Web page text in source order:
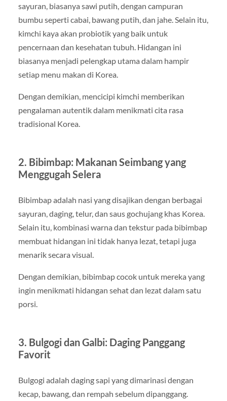
sayuran, biasanya sawi putih, dengan campuran
bumbu seperti cabai, bawang putih, dan jahe. Selain itu,
kimchi kaya akan probiotik yang baik untuk
pencernaan dan kesehatan tubuh. Hidangan ini
biasanya menjadi pelengkap utama dalam hampir
setiap menu makan di Korea.
Dengan demikian, mencicipi kimchi memberikan
pengalaman autentik dalam menikmati cita rasa
tradisional Korea.
2. Bibimbap: Makanan Seimbang yang
Menggugah Selera
Bibimbap adalah nasi yang disajikan dengan berbagai
sayuran, daging, telur, dan saus gochujang khas Korea.
Selain itu, kombinasi warna dan tekstur pada bibimbap
membuat hidangan ini tidak hanya lezat, tetapi juga
menarik secara visual.
Dengan demikian, bibimbap cocok untuk mereka yang
ingin menikmati hidangan sehat dan lezat dalam satu
porsi.
3. Bulgogi dan Galbi: Daging Panggang
Favorit
Bulgogi adalah daging sapi yang dimarinasi dengan
kecap, bawang, dan rempah sebelum dipanggang.